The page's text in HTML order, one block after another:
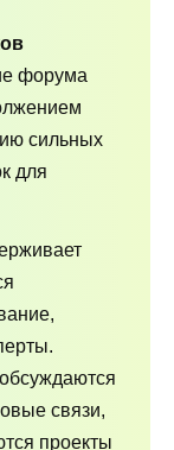
форума
сильных
для
связи,
проекты